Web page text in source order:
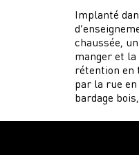
Implanté
chaussée,
manger et
rétention en
par la rue
bardage